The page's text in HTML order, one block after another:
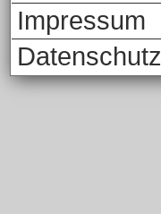
Impressum
Datenschutz